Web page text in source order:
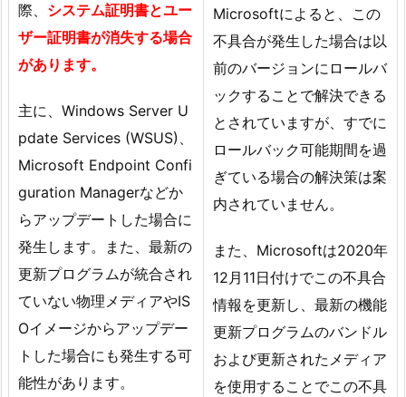
際、 システム証明書とユー
ザー証明書が消失する場合
があります。
主に、Windows Server U
pdate Services (WSUS)、
Microsoft Endpoint Confi
guration Managerなどか
らアップデートした場合に
発生します。また、最新の
更新プログラムが統合され
ていない物理メディアやIS
Oイメージからアップデー
トした場合にも発生する可
能性があります。
Microsoftによると、この
不具合が発生した場合は以
前のバージョンにロールバ
ックすることで解決できる
とされていますが、すでに
ロールバック可能期間を過
ぎている場合の解決策は案
内されていません。
また、Microsoftは2020年
12月11日付けでこの不具合
情報を更新し、最新の機能
更新プログラムのバンドル
および更新されたメディア
を使用することでこの不具